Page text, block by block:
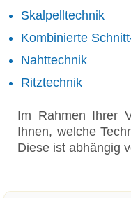
Skalpelltechnik
Kombinierte
Nahttechnik
Ritztechnik
Im Rahmen Ihrer
Ihnen, welche
Diese ist abhängig